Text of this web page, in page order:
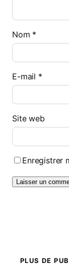
Nom *
E-mail *
Site web
Enregistrer
PLUS DE